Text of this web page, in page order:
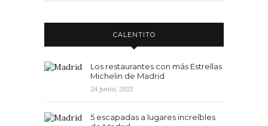
CALENTITO
Los restaurantes con más Estrellas
Michelin de Madrid
24 junio, 2021
5 escapadas a lugares increíbles